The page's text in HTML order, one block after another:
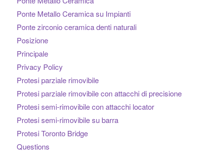
Ponte Metallo Ceramica su Impianti
Ponte zirconio ceramica denti naturali
Posizione
Principale
Privacy Policy
Protesi parziale rimovibile
Protesi parziale rimovibile con attacchi di precisione
Protesi semi-rimovibile con attacchi locator
Protesi semi-rimovibile su barra
Protesi Toronto Bridge
Questions